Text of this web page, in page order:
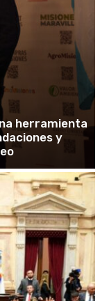
herramienta
y